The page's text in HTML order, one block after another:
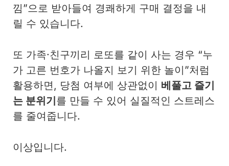
낌”으로 받아들여 경쾌하게 구매 결정을 내
릴 수 있습니다.
또 가족·친구끼리 로또를 같이 사는 경우 “누
가 고른 번호가 나올지 보기 위한 놀이”처럼
활용하면, 당첨 여부에 상관없이 베풀고 즐기
는 분위기를 만들 수 있어 실질적인 스트레스
를 줄여줍니다.
이상입니다.